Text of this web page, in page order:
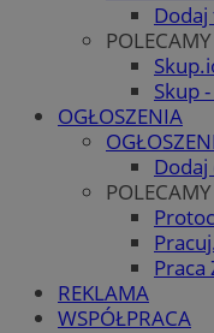
POLECAMY
Skup
OGŁOSZENIA
Dodaj
POLECAMY
Praca
REKLAMA
WSPÓŁPRACA